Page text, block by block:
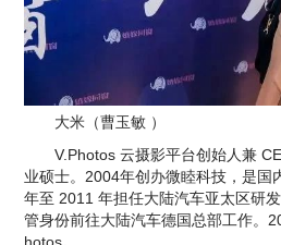
大米（曹玉敏 ）
V.Photos 云摄影平台创始人兼
业硕士。2004年创办微睦科技，是国
年至 2011 年担任大陆汽车亚太区研
管身份前往大陆汽车德国总部工作。